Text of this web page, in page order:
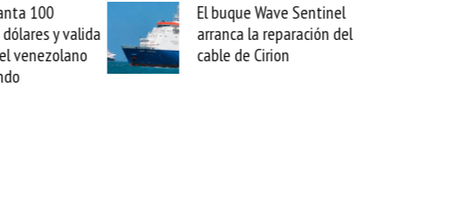
El buque Wave Sentinel
arranca la reparación del
cable de Cirion
Uber se lleva PedidosYa y
sabemos todo lo que puede
mejorar tecnológicamente